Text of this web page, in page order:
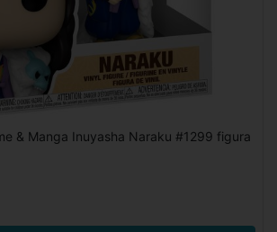
& Manga Inuyasha Naraku #1299 figura